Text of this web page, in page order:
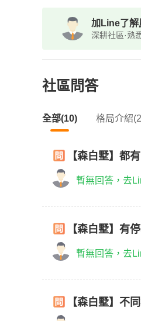
加Line了解
深耕社區·熟
社區問答
全部(10) 格局介紹
【森白墅】都
暫無回答，去
【森白墅】有
暫無回答，去
【森白墅】不